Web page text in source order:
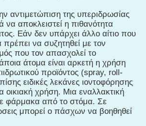
της υπεριδρωσίας
να αποκλειστεί η πιθανότητα
Εάν δεν υπάρχει άλλο αίτιο που
να συζητηθεί με τον
που τον απασχολεί το
άτομα είναι αρκετή η χρήση
προϊόντος (spray, roll-
ειδικές λεκάνες ιοντοφόρησης
οικιακή χρήση. Μια εναλλακτική
φάρμακα από το στόμα. Σε
μπορεί ο πάσχων να βοηθηθεί